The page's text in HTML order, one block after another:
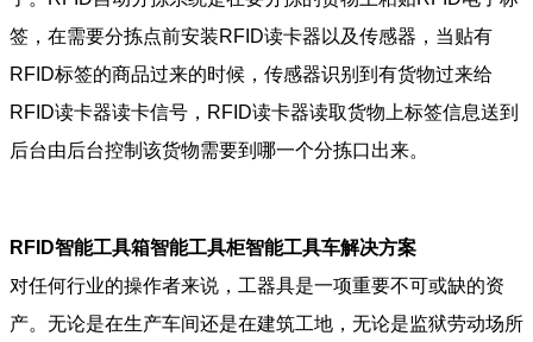
签，在需要分拣点前安装RFID读卡器以及传感器，当贴有
RFID标签的商品过来的时候，传感器识别到有货物过来给
RFID读卡器读卡信号，RFID读卡器读取货物上标签信息送到
后台由后台控制该货物需要到哪一个分拣口出来。
RFID智能工具箱智能工具柜智能工具车解决方案
对任何行业的操作者来说，工器具是一项重要不可或缺的资
产。无论是在生产车间还是在建筑工地，无论是监狱劳动场所